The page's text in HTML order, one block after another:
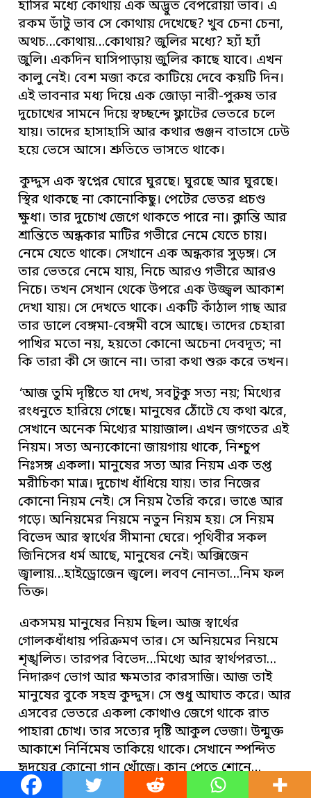
হাসির মধ্যে কোথায় এক অদ্ভুত বেপরোয়া ভাব। এ
রকম ডাঁটু ভাব সে কোথায় দেখেছে? খুব চেনা চেনা,
অথচ…কোথায়…কোথায়? জুলির মধ্যে? হ্যাঁ হ্যাঁ
জুলি। একদিন ঘাসিপাড়ায় জুলির কাছে যাবে। এখন
কালু নেই। বেশ মজা করে কাটিয়ে দেবে কয়টি দিন।
এই ভাবনার মধ্য দিয়ে এক জোড়া নারী-পুরুষ তার
দুচোখের সামনে দিয়ে স্বচ্ছন্দে ফ্লাটের ভেতরে চলে
যায়। তাদের হাসাহাসি আর কথার গুঞ্জন বাতাসে ঢেউ
হয়ে ভেসে আসে। শ্রুতিতে ভাসতে থাকে।
কুদ্দুস এক স্বপ্নের ঘোরে ঘুরছে। ঘুরছে আর ঘুরছে।
স্থির থাকছে না কোনোকিছু। পেটের ভেতর প্রচণ্ড
ক্ষুধা। তার দুচোখ জেগে থাকতে পারে না। ক্লান্তি আর
শ্রান্তিতে অন্ধকার মাটির গভীরে নেমে যেতে চায়।
নেমে যেতে থাকে। সেখানে এক অন্ধকার সুড়ঙ্গ। সে
তার ভেতরে নেমে যায়, নিচে আরও গভীরে আরও
নিচে। তখন সেখান থেকে উপরে এক উজ্জ্বল আকাশ
দেখা যায়। সে দেখতে থাকে। একটি কাঁঠাল গাছ আর
তার ডালে বেঙ্গমা-বেঙ্গমী বসে আছে। তাদের চেহারা
পাখির মতো নয়, হয়তো কোনো অচেনা দেবদূত; না
কি তারা কী সে জানে না। তারা কথা শুরু করে তখন।
‘আজ তুমি দৃষ্টিতে যা দেখ, সবটুকু সত্য নয়; মিথ্যের
রংধনুতে হারিয়ে গেছে। মানুষের ঠোঁটে যে কথা ঝরে,
সেখানে অনেক মিথ্যের মায়াজাল। এখন জগতের এই
নিয়ম। সত্য অন্যকোনো জায়গায় থাকে, নিশ্চুপ
নিঃসঙ্গ একলা। মানুষের সত্য আর নিয়ম এক তপ্ত
মরীচিকা মাত্র। দুচোখ ধাঁধিয়ে যায়। তার নিজের
কোনো নিয়ম নেই। সে নিয়ম তৈরি করে। ভাঙে আর
গড়ে। অনিয়মের নিয়মে নতুন নিয়ম হয়। সে নিয়ম
বিভেদ আর স্বার্থের সীমানা ঘেরে। পৃথিবীর সকল
জিনিসের ধর্ম আছে, মানুষের নেই। অক্সিজেন
জ্বালায়…হাইড্রোজেন জ্বলে। লবণ নোনতা…নিম ফল
তিক্ত।
একসময় মানুষের নিয়ম ছিল। আজ স্বার্থের
গোলকধাঁধায় পরিক্রমণ তার। সে অনিয়মের নিয়মে
শৃঙ্খলিত। তারপর বিভেদ…মিথ্যে আর স্বার্থপরতা…
নিদারুণ ভোগ আর ক্ষমতার কারসাজি। আজ তাই
মানুষের বুকে সহস্র কুদ্দুস। সে শুধু আঘাত করে। আর
এসবের ভেতরে একলা কোথাও জেগে থাকে রাত
পাহারা চোখ। তার সত্যের দৃষ্টি আকুল ভেজা। উন্মুক্ত
আকাশে নির্নিমেষ তাকিয়ে থাকে। সেখানে স্পন্দিত
হৃদয়ের কোনো গান খোঁজে। কান পেতে শোনে…
শোনার প্রচণ্ড চেষ্টা করে। সে সত্য যে তার বুকের